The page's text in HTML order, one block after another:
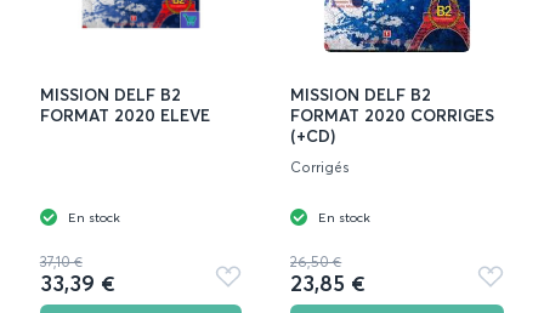
MISSION DELF B2
FORMAT 2020 ELEVE
En stock
37,10 €
33,39 €
Ajouter
aux
MISSION DELF B2
FORMAT 2020 CORRIGES
(+CD)
Corrigés
En stock
26,50 €
23,85 €
Ajouter
aux